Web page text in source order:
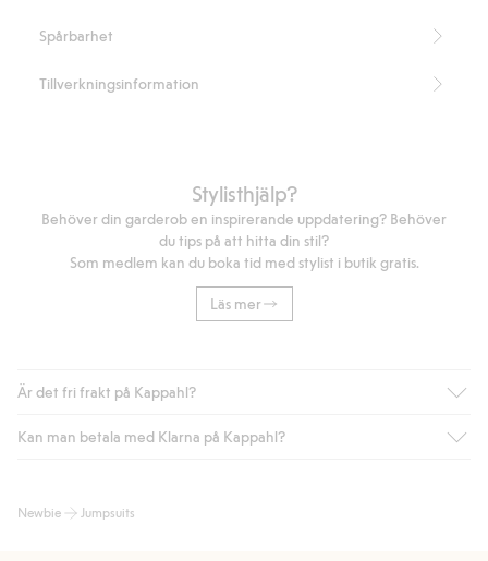
Spårbarhet
Tillverkningsinformation
Stylisthjälp?
Behöver din garderob en inspirerande uppdatering? Behöver
du tips på att hitta din stil?
Som medlem kan du boka tid med stylist i butik gratis.
Läs mer
Är det fri frakt på Kappahl?
Är du medlem i Kappahl Club har du alltid gratis frakt till butik
automatik efter du loggat in och identifierats som medlem.
Kan man betala med Klarna på Kappahl?
bland annat faktura och swish men även andra betalningssätt.
Newbie Jumpsuits